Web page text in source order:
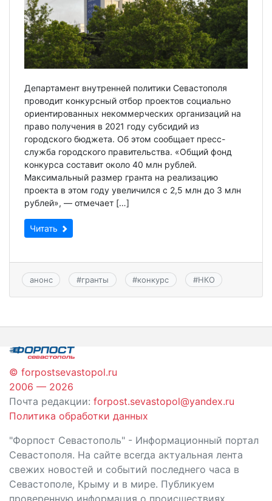
Департамент внутренней политики Севастополя
проводит конкурсный отбор проектов социально
ориентированных некоммерческих организаций на
право получения в 2021 году субсидий из
городского бюджета. Об этом сообщает пресс-
служба городского правительства. «Общий фонд
конкурса составит около 40 млн рублей.
Максимальный размер гранта на реализацию
проекта в этом году увеличился с 2,5 млн до 3 млн
рублей», — отмечает […]
Читать
анонс #гранты #конкурс #НКО
© forpostsevastopol.ru
2006 — 2026
Почта редакции: forpost.sevastopol@yandex.ru
Политика обработки данных
"Форпост Севастополь" - Информационный портал
Севастополя. На сайте всегда актуальная лента
свежих новостей и событий последнего часа в
Севастополе, Крыму и в мире. Публикуем
проверенную информация о происшествиях,